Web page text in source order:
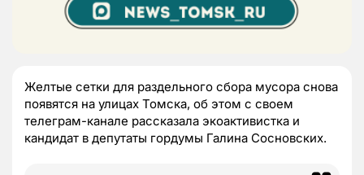
Желтые сетки для раздельного сбора мусора снова
появятся на улицах Томска, об этом с своем
телеграм-канале рассказала экоактивистка и
кандидат в депутаты гордумы Галина Сосновских.